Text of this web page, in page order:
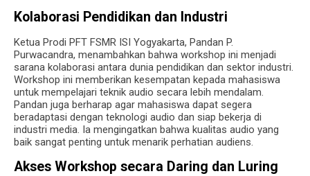
Kolaborasi Pendidikan dan Industri
Ketua Prodi PFT FSMR ISI Yogyakarta, Pandan P.
Purwacandra, menambahkan bahwa workshop ini menjadi
sarana kolaborasi antara dunia pendidikan dan sektor industri.
Workshop ini memberikan kesempatan kepada mahasiswa
untuk mempelajari teknik audio secara lebih mendalam.
Pandan juga berharap agar mahasiswa dapat segera
beradaptasi dengan teknologi audio dan siap bekerja di
industri media. Ia mengingatkan bahwa kualitas audio yang
baik sangat penting untuk menarik perhatian audiens.
Akses Workshop secara Daring dan Luring